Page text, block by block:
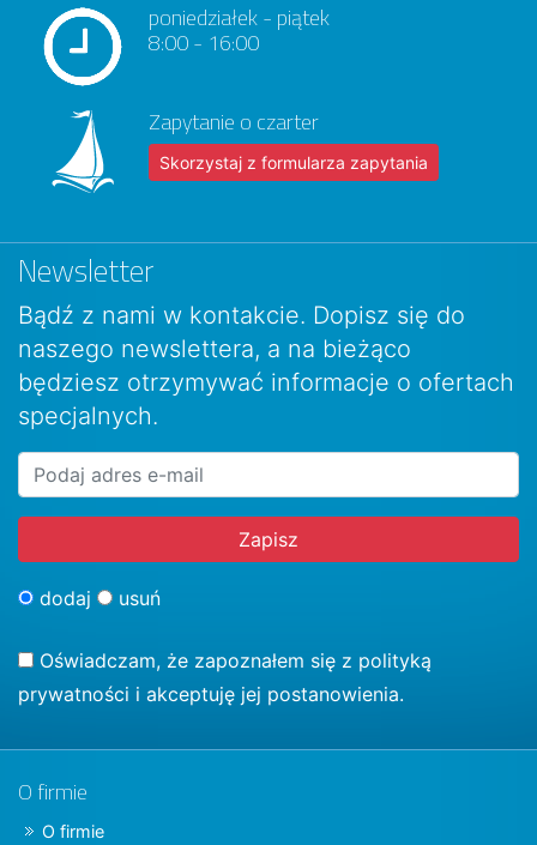
poniedziałek - piątek
8:00 - 16:00
Zapytanie o czarter
Skorzystaj z formularza zapytania
Newsletter
Bądź z nami w kontakcie. Dopisz się do
naszego newslettera, a na bieżąco
będziesz otrzymywać informacje o ofertach
specjalnych.
dodaj usuń
Oświadczam, że zapoznałem się z polityką
prywatności i akceptuję jej postanowienia.
O firmie
O firmie